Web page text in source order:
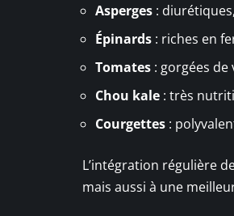
Asperges :
Épinards : riches en
Tomates : gorgées
Chou kale : très
Courgettes :
L’intégration régulière
mais aussi à une